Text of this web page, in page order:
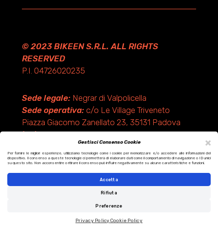
×
Gestisci Consenso Cookie
Per fornire le migliori esperienze, utilizziamo tecnologie come i cookie per memorizzare e/o accedere alle informazioni del
dispositivo. Il consenso a queste tecnologie ci permetterà di elaborare dati come il comportamento di navigazione o ID unici
su questo sito. Non acconsentire o ritirare il consenso può influire negativamente su alcune caratteristiche e funzioni.
Accetta
Rifiuta
Preferenze
Privacy PolicyCookie Policy
© 2023 BIKEEN S.R.L. ALL RIGHTS
RESERVED
P.I. 04726020235
Sede legale:Negrar di Valpolicella
Sede operativa:c/o Le Village Triveneto
Piazza Giacomo Zanellato 23, 35131 Padova
(PD)
Design by KF ADV
Development by Italix.net